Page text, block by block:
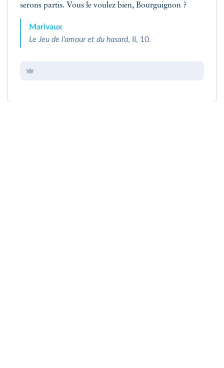
serons partis. Vous le voulez bien, Bourguignon ?
Marivaux
Le Jeu de l'amour et du hasard, II, 10.